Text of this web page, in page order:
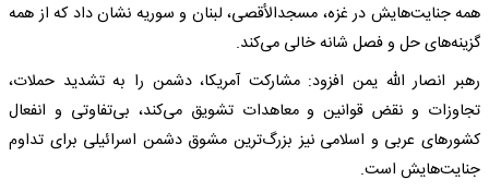
همه جنایت‌هایش در غزه، مسجدالأقصی، لبنان و سوریه نشان داد که از همه
گزینه‌های حل و فصل شانه خالی می‌کند.
رهبر انصار الله یمن افزود: مشارکت آمریکا، دشمن را به تشدید حملات،
تجاوزات و نقض قوانین و معاهدات تشویق می‌کند، بی‌تفاوتی و انفعال
کشورهای عربی و اسلامی نیز بزرگ‌ترین مشوق دشمن اسرائیلی برای تداوم
جنایت‌هایش است.